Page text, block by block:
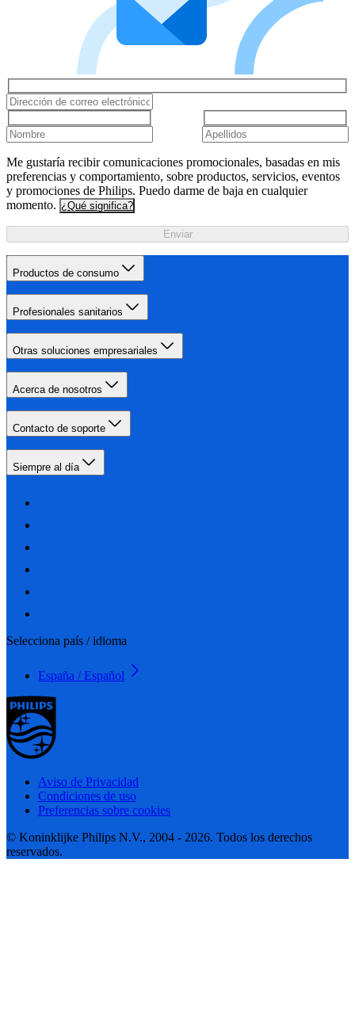
Me gustaría recibir comunicaciones promocionales, basadas en mis
preferencias y comportamiento, sobre productos, servicios, eventos
y promociones de Philips. Puedo darme de baja en cualquier
momento. ¿Qué significa?
Enviar
Productos de consumo
Profesionales sanitarios
Otras soluciones empresariales
Acerca de nosotros
Contacto de soporte
Siempre al día
Selecciona país / idioma
España / Español
Aviso de Privacidad
Condiciones de uso
Preferencias sobre cookies
© Koninklijke Philips N.V., 2004 - 2026. Todos los derechos
reservados.